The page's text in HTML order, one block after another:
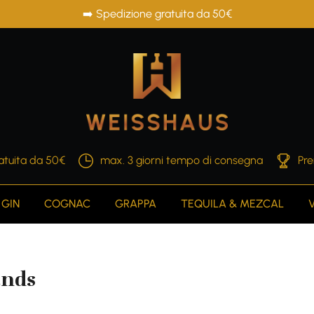
➡️ Spedizione gratuita da 50€
da 50€ max. 3 giorni tempo di consegna
GIN COGNAC GRAPPA TEQUILA & MEZCAL